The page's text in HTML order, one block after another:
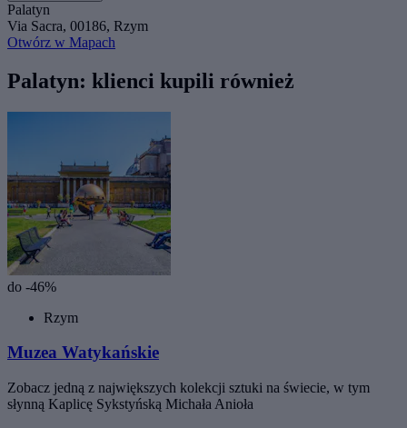
Palatyn
Via Sacra, 00186, Rzym
Otwórz w Mapach
Palatyn: klienci kupili również
do -46%
Rzym
Muzea Watykańskie
Zobacz jedną z największych kolekcji sztuki na świecie, w tym
słynną Kaplicę Sykstyńską Michała Anioła